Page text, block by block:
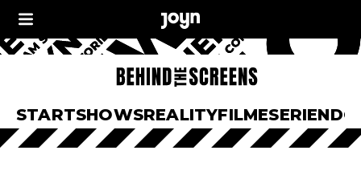
STARTSHOWSREALITYFILMESERIEN